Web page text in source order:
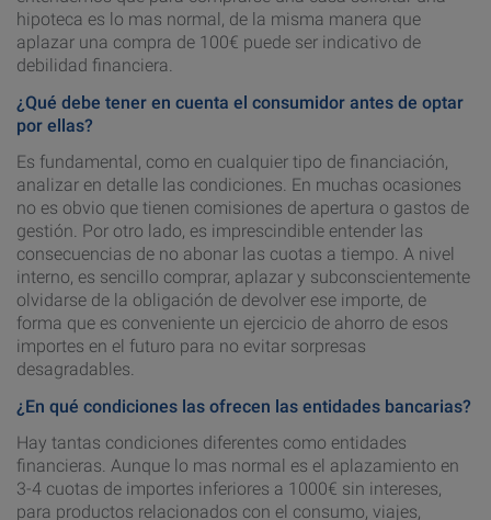
hipoteca es lo mas normal, de la misma manera que
aplazar una compra de 100€ puede ser indicativo de
debilidad financiera.
¿Qué debe tener en cuenta el consumidor antes de optar
por ellas?
Es fundamental, como en cualquier tipo de financiación,
analizar en detalle las condiciones. En muchas ocasiones
no es obvio que tienen comisiones de apertura o gastos de
gestión. Por otro lado, es imprescindible entender las
consecuencias de no abonar las cuotas a tiempo. A nivel
interno, es sencillo comprar, aplazar y subconscientemente
olvidarse de la obligación de devolver ese importe, de
forma que es conveniente un ejercicio de ahorro de esos
importes en el futuro para no evitar sorpresas
desagradables.
¿En qué condiciones las ofrecen las entidades bancarias?
Hay tantas condiciones diferentes como entidades
financieras. Aunque lo mas normal es el aplazamiento en
3-4 cuotas de importes inferiores a 1000€ sin intereses,
para productos relacionados con el consumo, viajes,